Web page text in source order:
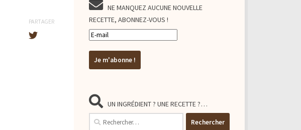
PARTAGER
NE MANQUEZ AUCUNE NOUVELLE
RECETTE, ABONNEZ-VOUS !
UN INGRÉDIENT ? UNE RECETTE ?…
Rechercher :